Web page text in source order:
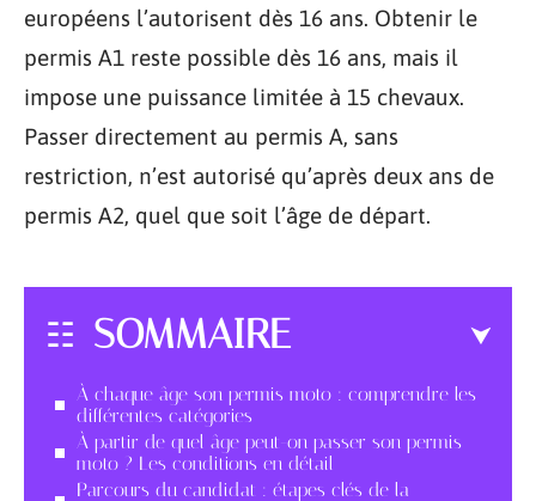
européens l’autorisent dès 16 ans. Obtenir le
permis A1 reste possible dès 16 ans, mais il
impose une puissance limitée à 15 chevaux.
Passer directement au permis A, sans
restriction, n’est autorisé qu’après deux ans de
permis A2, quel que soit l’âge de départ.
SOMMAIRE
À chaque âge son permis moto : comprendre les
différentes catégories
À partir de quel âge peut-on passer son permis
moto ? Les conditions en détail
Parcours du candidat : étapes clés de la